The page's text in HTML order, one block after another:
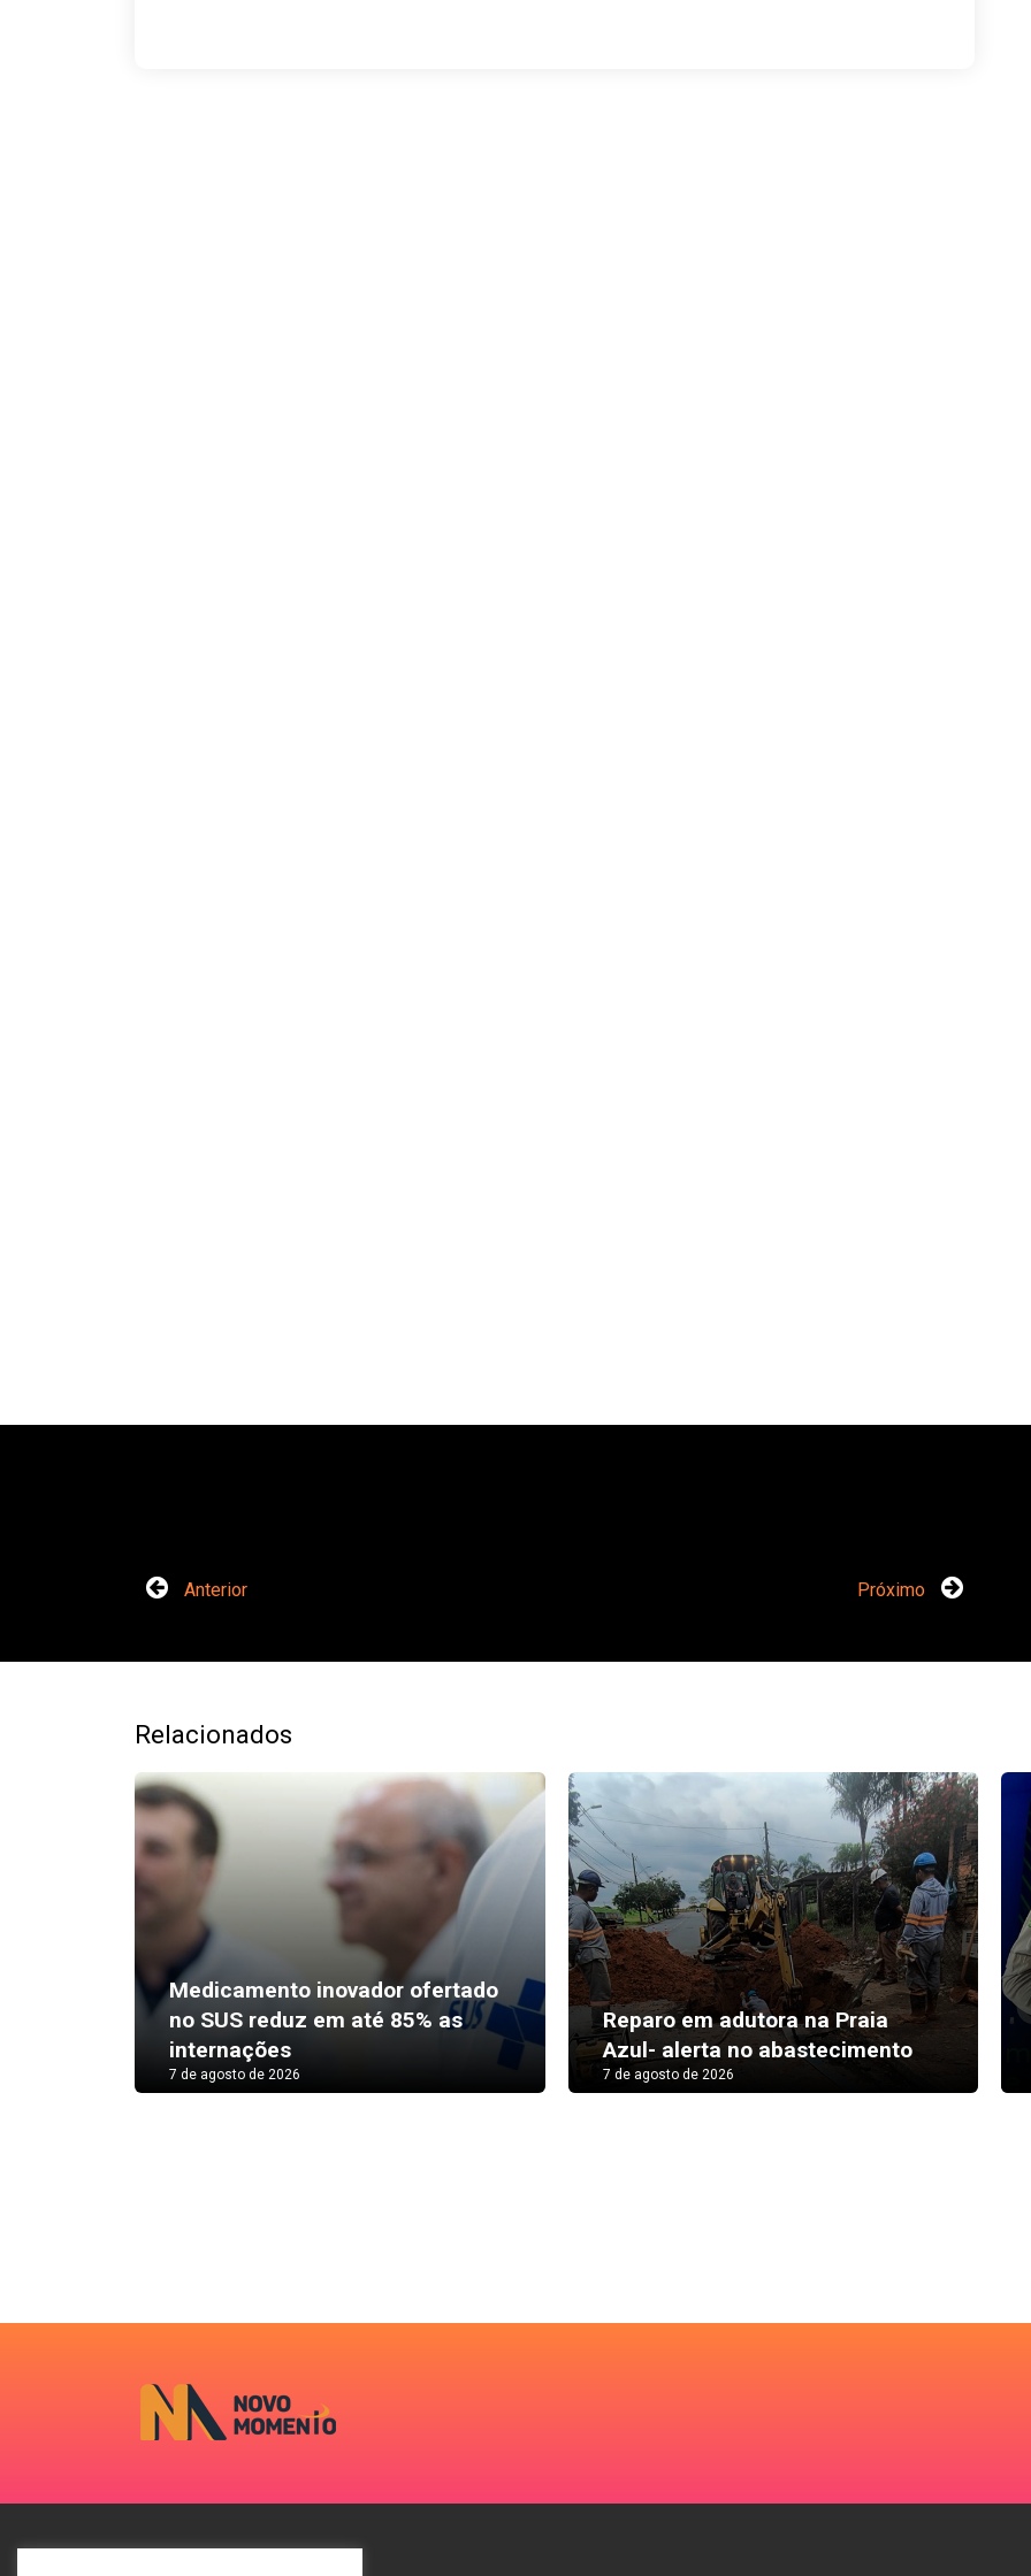
Anterior Próximo
Relacionados
Medicamento inovador ofertado
no SUS reduz em até 85% as
internações
7 de agosto de 2026
Reparo em adutora na Praia
Azul- alerta no abastecimento
7 de agosto de 2026